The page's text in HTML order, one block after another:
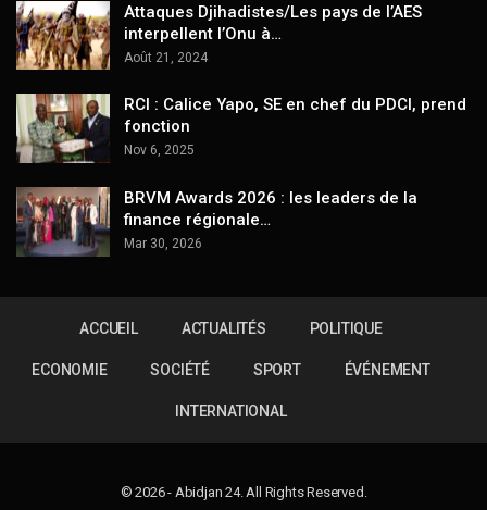
Attaques Djihadistes/Les pays de l’AES
interpellent l’Onu à…
Août 21, 2024
RCI : Calice Yapo, SE en chef du PDCI, prend
fonction
Nov 6, 2025
BRVM Awards 2026 : les leaders de la
finance régionale…
Mar 30, 2026
ACCUEIL ACTUALITÉS POLITIQUE
ECONOMIE SOCIÉTÉ SPORT ÉVÉNEMENT
INTERNATIONAL
© 2026 - Abidjan 24. All Rights Reserved.